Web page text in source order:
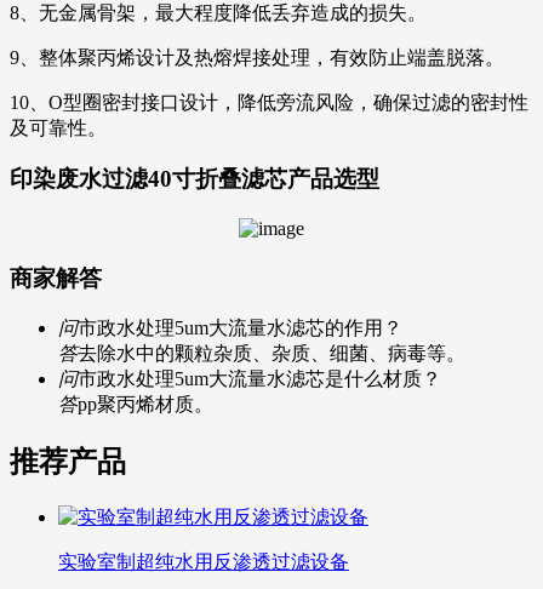
8、无金属骨架，最大程度降低丢弃造成的损失。
9、整体聚丙烯设计及热熔焊接处理，有效防止端盖脱落。
10、O型圈密封接口设计，降低旁流风险，确保过滤的密封性
及可靠性。
印染废水过滤40寸折叠滤芯产品选型
商家解答
问市政水处理5um大流量水滤芯的作用？
答去除水中的颗粒杂质、杂质、细菌、病毒等。
问市政水处理5um大流量水滤芯是什么材质？
答pp聚丙烯材质。
推荐产品
实验室制超纯水用反渗透过滤设备